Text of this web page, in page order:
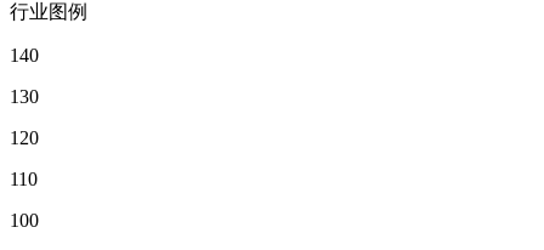
行业图例
140
130
120
110
100